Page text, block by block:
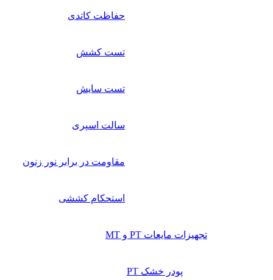
حفاظت کاتدی
تست کشش
تست سایش
سالت اسپری
مقاومت در برابر نور زنون
استحکام کششی
تجهیزات مایعات PT و MT
پودر خشک PT